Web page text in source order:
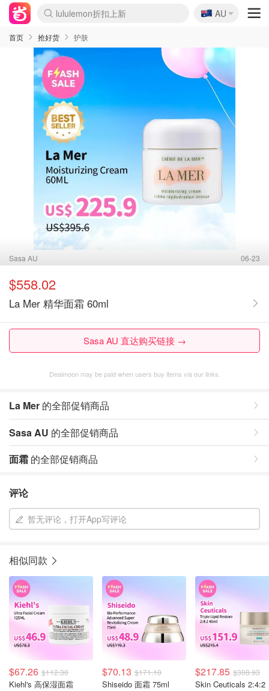
lululemon折扣上新
Sasa美妆护肤3.5折
SSENSE年中2.5折
FreshBeauty好价汇总
Cettire降价+叠9折
WWS Coles超市实拍
viagogo二手票捡漏
Myer超级周末
The Outnet奢牌1折起
David Jones 3折起
Flannels大牌1折
Perfumes Club护肤1折
AMIRO面罩$251
Amazon折扣汇总
eToro入金$200送$50
Amazon数码好物
ICONIC本周7.5折
ThedoubleF高奢地板价
Moose Knuckles 6折
丝芙兰5折起
EUFY摄像头$98
Selenichast首饰2折
Trip机票酒店促销
YSL送5件彩妆礼
Amazon家居好物
Amazon美妆护肤
雅漾大喷$8
过敏原检测盒$33
伊索独家赠50ml沐浴露
科颜氏高保湿面霜$29
SEALIFE海洋馆门票6折
丝塔芙大白罐$16
订阅Newsletter送香薰
Cult Beauty 6.8折
Harrods圣诞日历$525
LN-CC奢牌私促3折
d'Alba空姐喷雾$16
EVE LOM套装£56
Bernardelli独家4折
Adore Beauty 6折起
CT圣诞日历
Mytheresa奢品2.7折
Luxury Escapes 9折
Currentbody美容仪$881
MOON Garden Live
Roborock扫地机$649
Tingo Life水杯$24
Valentino官网5折
CR洗护套装$23
修丽可4件套$159
Myer彩妆2件7折
GANNI官网4.5折
Stylevana韩妆4折
Tessabit高奢8.5折
OGX洗发水$11
Amazon阿德莱德次日达
卡诗8.5折+赠礼
Philips Hue灯具8折
🇦🇺
AU
首页 抢好货 护肤
Sasa AU 06-23
$558.02
La Mer 精华面霜 60ml
Sasa AU 直达购买链接 →
Dealmoon may be paid when users buy items via our links.
La Mer 的全部促销商品
Sasa AU 的全部促销商品
面霜 的全部促销商品
评论
暂无评论，打开App写评论
相似同款
$67.26 $112.30
Kiehl's 高保湿面霜
$70.13 $171.10
Shiseido 面霜 75ml
$217.85 $308.93
Skin Ceuticals 2:4:2